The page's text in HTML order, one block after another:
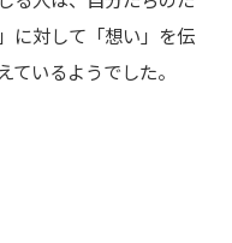
に対して「想い」を伝
いるようでした。